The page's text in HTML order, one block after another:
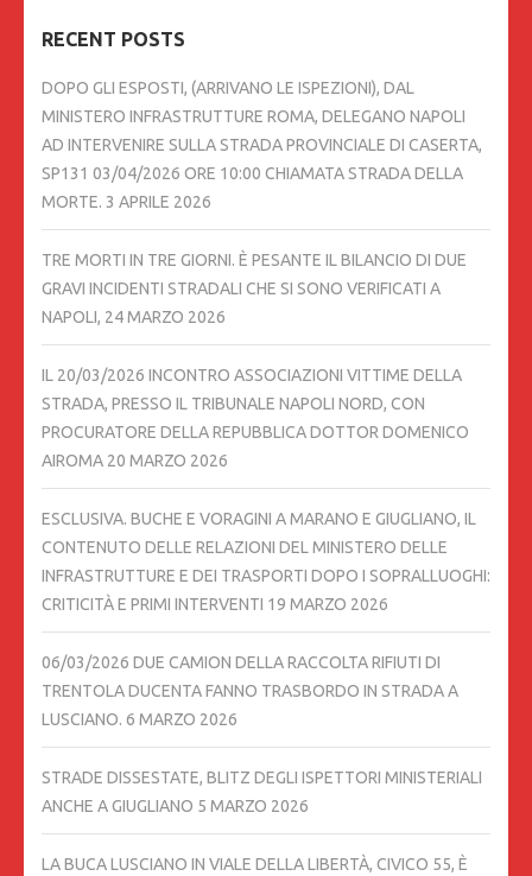
RECENT POSTS
DOPO GLI ESPOSTI, (ARRIVANO LE ISPEZIONI), DAL
MINISTERO INFRASTRUTTURE ROMA, DELEGANO NAPOLI
AD INTERVENIRE SULLA STRADA PROVINCIALE DI CASERTA,
SP131 03/04/2026 ORE 10:00 CHIAMATA STRADA DELLA
MORTE. 3 APRILE 2026
TRE MORTI IN TRE GIORNI. È PESANTE IL BILANCIO DI DUE
GRAVI INCIDENTI STRADALI CHE SI SONO VERIFICATI A
NAPOLI, 24 MARZO 2026
IL 20/03/2026 INCONTRO ASSOCIAZIONI VITTIME DELLA
STRADA, PRESSO IL TRIBUNALE NAPOLI NORD, CON
PROCURATORE DELLA REPUBBLICA DOTTOR DOMENICO
AIROMA 20 MARZO 2026
ESCLUSIVA. BUCHE E VORAGINI A MARANO E GIUGLIANO, IL
CONTENUTO DELLE RELAZIONI DEL MINISTERO DELLE
INFRASTRUTTURE E DEI TRASPORTI DOPO I SOPRALLUOGHI:
CRITICITÀ E PRIMI INTERVENTI 19 MARZO 2026
06/03/2026 DUE CAMION DELLA RACCOLTA RIFIUTI DI
TRENTOLA DUCENTA FANNO TRASBORDO IN STRADA A
LUSCIANO. 6 MARZO 2026
STRADE DISSESTATE, BLITZ DEGLI ISPETTORI MINISTERIALI
ANCHE A GIUGLIANO 5 MARZO 2026
LA BUCA LUSCIANO IN VIALE DELLA LIBERTÀ, CIVICO 55, È